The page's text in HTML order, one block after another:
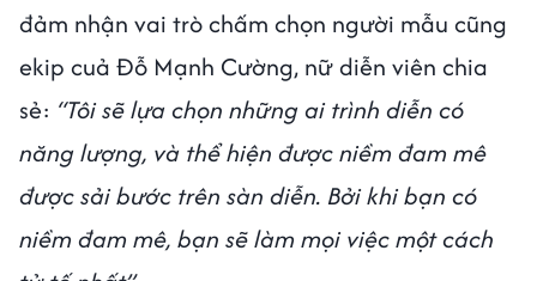
đảm nhận vai trò chấm chọn người mẫu cũng
ekip cuả Đỗ Mạnh Cường, nữ diễn viên chia
sẻ: “Tôi sẽ lựa chọn những ai trình diễn có
năng lượng, và thể hiện được niềm đam mê
được sải bước trên sàn diễn. Bởi khi bạn có
niềm đam mê, bạn sẽ làm mọi việc một cách